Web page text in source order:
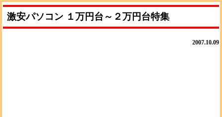
激安パソコン １万円台～２万円台特集
2007.10.09